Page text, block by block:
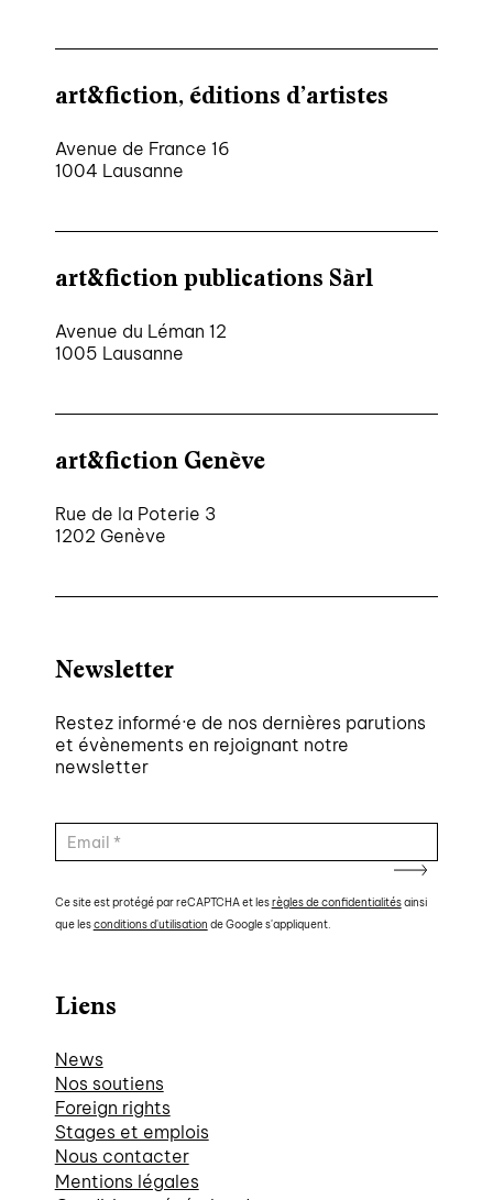
art&fiction, éditions d’artistes
Avenue de France 16
1004 Lausanne
art&fiction publications Sàrl
Avenue du Léman 12
1005 Lausanne
art&fiction Genève
Rue de la Poterie 3
1202 Genève
Newsletter
Restez informé·e de nos dernières parutions
et évènements en rejoignant notre
newsletter
Ce site est protégé par reCAPTCHA et lesrègles de confidentialitésainsi
que lesconditions d'utilisation de Google s'appliquent.
Liens
News
Nos soutiens
Foreign rights
Stages et emplois
Nous contacter
Mentions légales